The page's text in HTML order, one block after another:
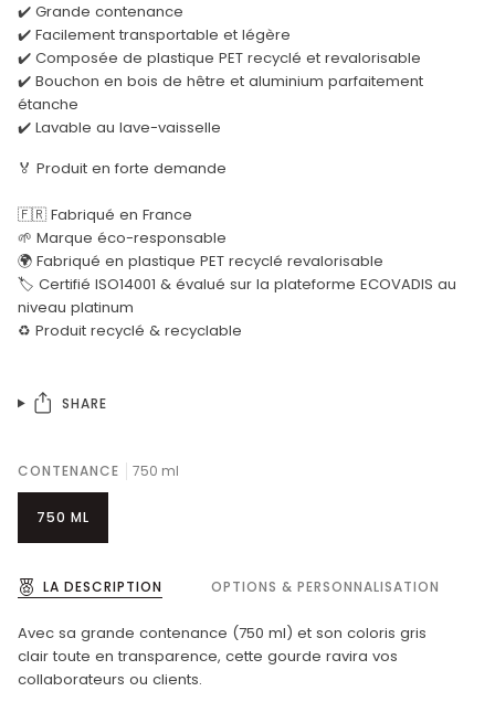
✔️ Grande contenance
✔️ Facilement transportable et légère
✔️ Composée de plastique PET recyclé et revalorisable
✔️ Bouchon en bois de hêtre et aluminium parfaitement
étanche
✔️ Lavable au lave-vaisselle
🏅 Produit en forte demande
🇫🇷 Fabriqué en France
🌱 Marque éco-responsable
🌍 Fabriqué en plastique PET recyclé revalorisable
🏷️ Certifié ISO14001 & évalué sur la plateforme ECOVADIS au
niveau platinum
♻️ Produit recyclé & recyclable
SHARE
CONTENANCE 750 ml
750 ML
LA DESCRIPTION OPTIONS & PERSONNALISATION
Avec sa grande contenance (750 ml) et son coloris gris
clair toute en transparence, cette gourde ravira vos
collaborateurs ou clients.